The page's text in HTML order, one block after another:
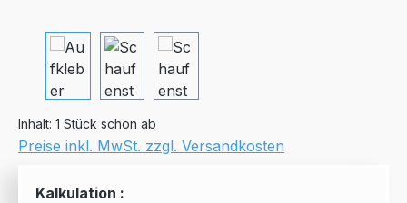
Inhalt: 1 Stück schon ab
Preise inkl. MwSt. zzgl. Versandkosten
Kalkulation :